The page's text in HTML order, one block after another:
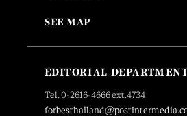
SEE MAP
EDITORIAL
Tel. 0-2616-4666 ext.4734